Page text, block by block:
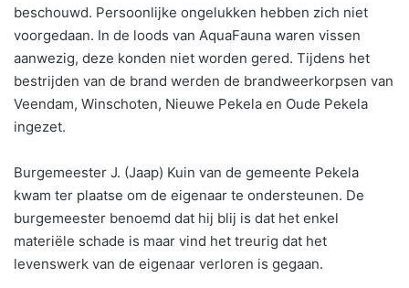
beschouwd. Persoonlijke ongelukken hebben zich niet
voorgedaan. In de loods van AquaFauna waren vissen
aanwezig, deze konden niet worden gered. Tijdens het
bestrijden van de brand werden de brandweerkorpsen van
Veendam, Winschoten, Nieuwe Pekela en Oude Pekela
ingezet.
Burgemeester J. (Jaap) Kuin van de gemeente Pekela
kwam ter plaatse om de eigenaar te ondersteunen. De
burgemeester benoemd dat hij blij is dat het enkel
materiële schade is maar vind het treurig dat het
levenswerk van de eigenaar verloren is gegaan.